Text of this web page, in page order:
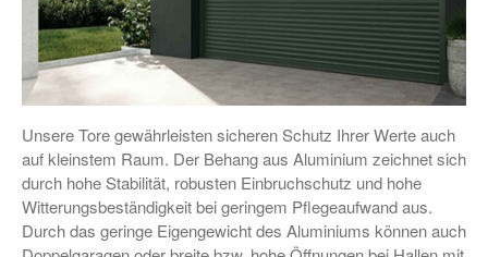
Unsere Tore gewährleisten sicheren Schutz Ihrer Werte auch
auf kleinstem Raum. Der Behang aus Aluminium zeichnet sich
durch hohe Stabilität, robusten Einbruchschutz und hohe
Witterungsbeständigkeit bei geringem Pflegeaufwand aus.
Durch das geringe Eigengewicht des Aluminiums können auch